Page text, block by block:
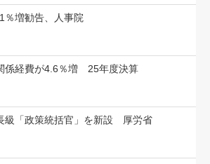
％増勧告、人事院
係経費が4.6％増 25年度決算
級「政策統括官」を新設 厚労省